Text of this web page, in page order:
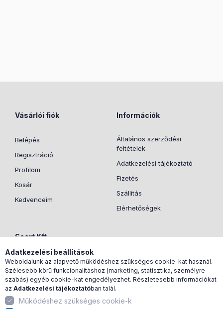
Vásárlói fiók
Belépés
Regisztráció
Profilom
Kosár
Kedvenceim
Információk
Általános szerződési
feltételek
Adatkezelési tájékoztató
Fizetés
Szállítás
Elérhetőségek
Scart Kft
2730 Albertirsa, Koltói
Anna utca 39.
+36-53/200108
info@medimarket.hu
Adatkezelési beállítások
Weboldalunk az alapvető működéshez szükséges cookie-kat használ.
Szélesebb körű funkcionalitáshoz (marketing, statisztika, személyre
szabás) egyéb cookie-kat engedélyezhet. Részletesebb információkat
az Adatkezelési tájékoztatóban talál.
Működéshez szükséges cookie-k